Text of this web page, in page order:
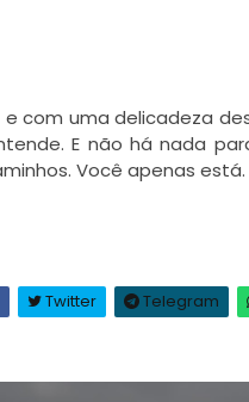
com uma delicadeza
E não há nada
Você apenas está.
Twitter Telegram